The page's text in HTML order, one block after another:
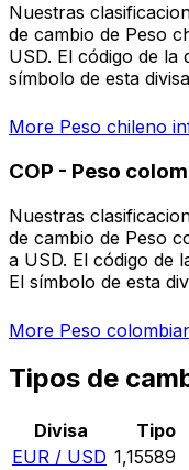
Nuestras
de cambio de Peso
USD. El código de la
símbolo de esta
More Peso chileno
COP - Peso
Nuestras
de cambio de Peso
a USD. El código de
El símbolo de esta
More Peso
Tipos de
Divisa Tipo
EUR / USD 1,15589